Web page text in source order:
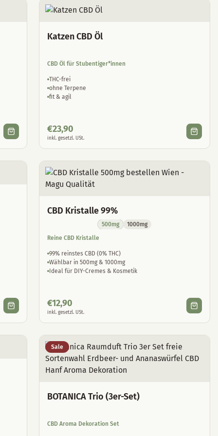
Katzen CBD Öl
CBD Öl für Stubentiger*innen
THC-frei
ohne Terpene
fit & agil
€23,90
inkl. gesetzl. USt.
CBD Kristalle 99%
500mg
1000mg
Reine CBD Kristalle
99% reinstes CBD (0% THC)
Wählbar in 500mg & 1000mg
Ideal für DIY-Cremes & Kosmetik
€12,90
inkl. gesetzl. USt.
Sale
BOTANICA Trio (3er-Set)
CBD Aroma Dekoration Set